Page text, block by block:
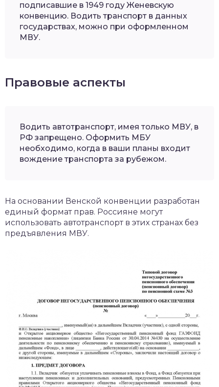
подписавшие в 1949 году Женевскую
конвенцию. Водить транспорт в данных
государствах, можно при оформленном
МВУ.
Правовые аспекты
Водить автотранспорт, имея только МВУ, в
РФ запрещено. Оформить МБУ
необходимо, когда в ваши планы входит
вождение транспорта за рубежом.
На основании Венской конвенции разработан
единый формат прав. Россияне могут
использовать автотранспорт в этих странах без
предъявления МВУ.